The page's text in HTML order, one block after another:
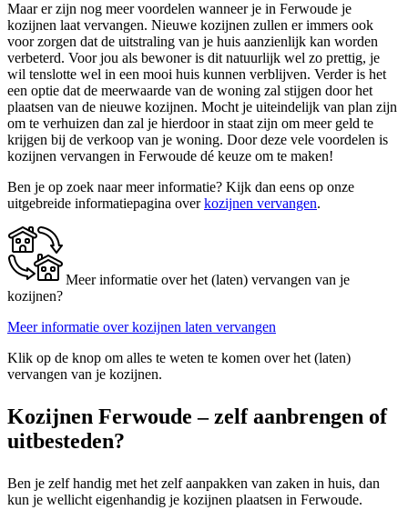
Maar er zijn nog meer voordelen wanneer je in Ferwoude je
kozijnen laat vervangen. Nieuwe kozijnen zullen er immers ook
voor zorgen dat de uitstraling van je huis aanzienlijk kan worden
verbeterd. Voor jou als bewoner is dit natuurlijk wel zo prettig, je
wil tenslotte wel in een mooi huis kunnen verblijven. Verder is het
een optie dat de meerwaarde van de woning zal stijgen door het
plaatsen van de nieuwe kozijnen. Mocht je uiteindelijk van plan zijn
om te verhuizen dan zal je hierdoor in staat zijn om meer geld te
krijgen bij de verkoop van je woning. Door deze vele voordelen is
kozijnen vervangen in Ferwoude dé keuze om te maken!
Ben je op zoek naar meer informatie? Kijk dan eens op onze
uitgebreide informatiepagina overkozijnen vervangen.
Meer informatie over het (laten) vervangen van je
kozijnen?
Meer informatie over kozijnen laten vervangen
Klik op de knop om alles te weten te komen over het (laten)
vervangen van je kozijnen.
Kozijnen Ferwoude – zelf aanbrengen of
uitbesteden?
Ben je zelf handig met het zelf aanpakken van zaken in huis, dan
kun je wellicht eigenhandig je kozijnen plaatsen in Ferwoude.